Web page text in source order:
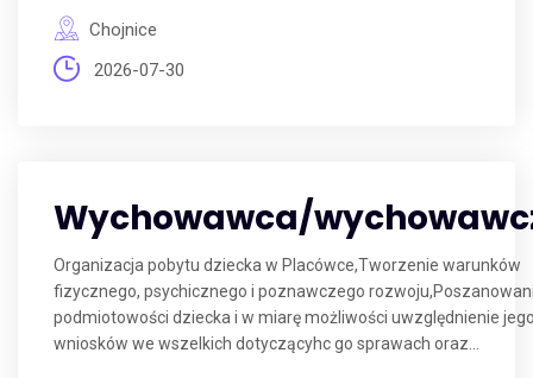
Chojnice
2026-07-30
Wychowawca/
Organizacja pobytu dziecka w Placówce,Tworzenie warunków
fizycznego, psychicznego i poznawczego
podmiotowości dziecka i w miarę możliwości uwzględnienie
wniosków we wszelkich dotyczącyhc go sprawach oraz...